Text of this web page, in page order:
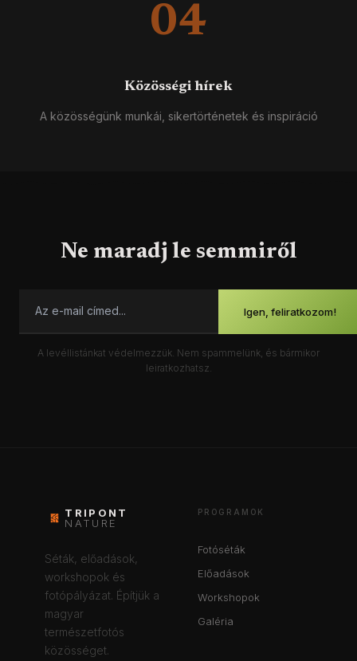
04
Közösségi hírek
A közösségünk munkái, sikertörténetek és inspiráció
Ne maradj le semmiről
Igen, feliratkozom!
A levéllistánkat védelmezzük. Nem spammelünk, és bármikor
leiratkozhatsz.
TRIPONT
NATURE
Séták, előadások,
workshopok és
fotópályázat. Építjük a
magyar
természetfotós
közösséget.
PROGRAMOK
Fotóséták
Előadások
Workshopok
Galéria